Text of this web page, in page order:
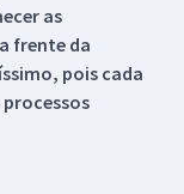
as
frente da
pois cada